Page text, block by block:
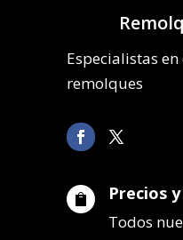
Especialistas en
remolques
 Precios
Todos